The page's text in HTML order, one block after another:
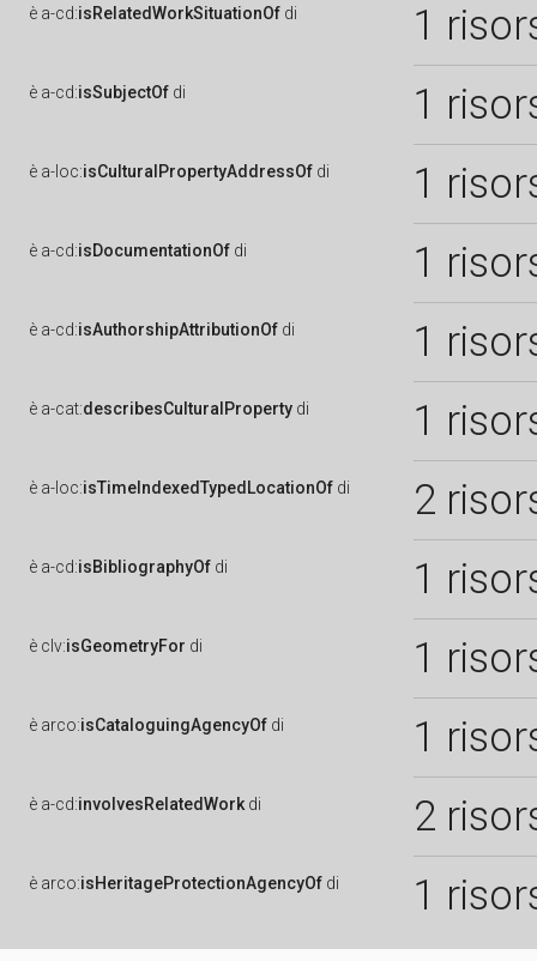
è a-cd:isRelatedWorkSituationOf di 1
è a-cd:isSubjectOf di 1
è a-loc:isCulturalPropertyAddressOf di 1
è a-cd:isDocumentationOf di 1
è a-cd:isAuthorshipAttributionOf di 1
è a-cat:describesCulturalProperty di 1
è a-loc:isTimeIndexedTypedLocationOf di 2
è a-cd:isBibliographyOf di 1
è clv:isGeometryFor di 1
è arco:isCataloguingAgencyOf di 1
è a-cd:involvesRelatedWork di 2
è arco:isHeritageProtectionAgencyOf di 1